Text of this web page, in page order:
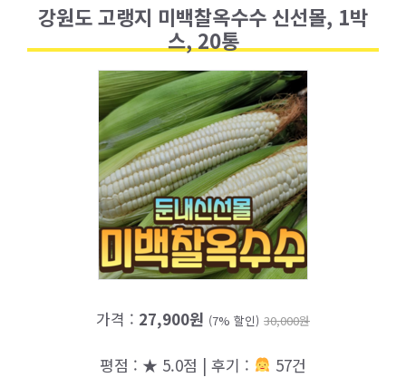
강원도 고랭지 미백찰옥수수 신선몰, 1박
스, 20통
가격 : 27,900원 (7% 할인) 30,000원
평점 : ★ 5.0점 | 후기 : 57건